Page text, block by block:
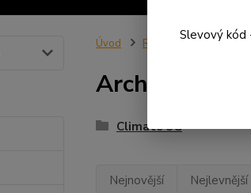
Úvod Reprosoustavy
Climate 3G
Nejnovější Nejlevnější
Slevový kód